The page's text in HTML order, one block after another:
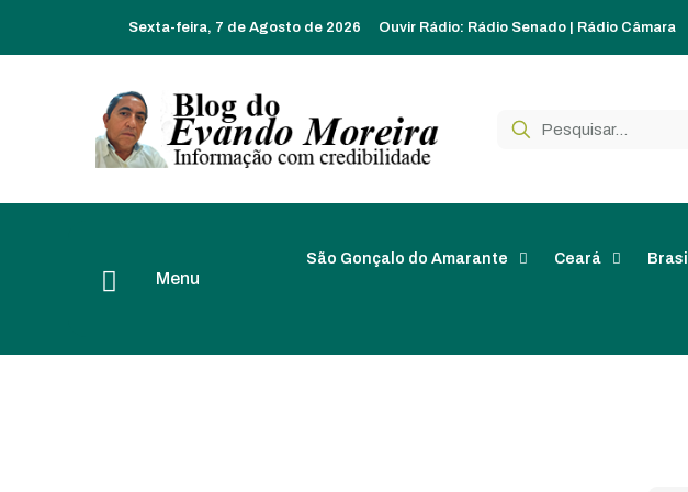
Sexta-feira, 7 de Agosto de 2026 Ouvir Rádio: Rádio Senado Rádio Câmara
Menu
São Gonçalo do Amarante Ceará Brasil